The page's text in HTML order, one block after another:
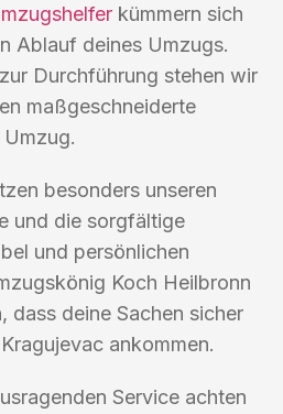
kümmern sich
Ablauf deines Umzugs.
Durchführung stehen wir
maßgeschneiderte
besonders unseren
und die sorgfältige
und persönlichen
Koch Heilbronn
dass deine Sachen sicher
ankommen.
Service achten